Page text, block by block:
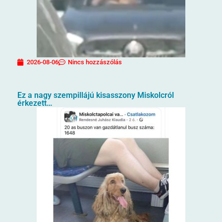
2026-08-06 Nincs hozzászólás
Ez a nagy szempillájú kisasszony Miskolcról
érkezett…